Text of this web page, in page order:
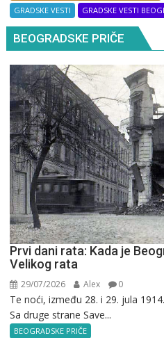
GRADSKE VESTI
GRADSKE VESTI
BEOGRADSKE PRIČE
Prvi dani rata: Kada je
Velikog rata
29/07/2026 Alex 0
Te noći, između 28. i 29. jula
Sa druge strane Save...
BEOGRADSKE PRIČE